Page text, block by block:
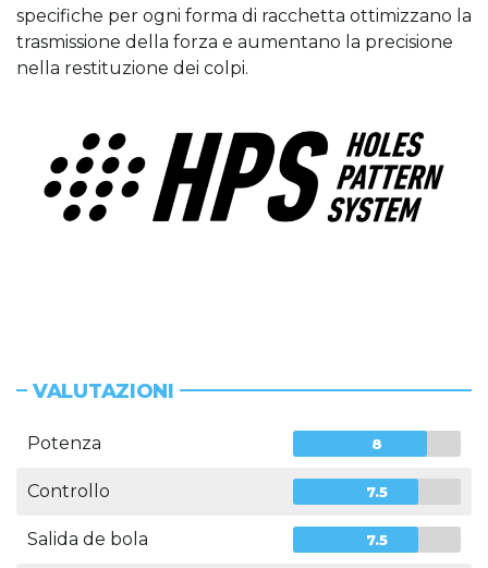
specifiche per ogni forma di racchetta ottimizzano la
trasmissione della forza e aumentano la precisione
nella restituzione dei colpi.
VALUTAZIONI
Potenza 8
Controllo 7.5
Salida de bola 7.5